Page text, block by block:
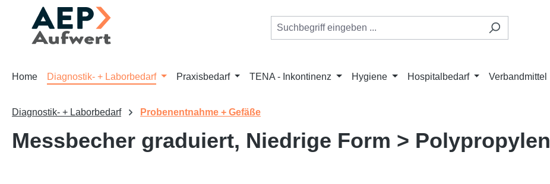
Hauptinhalt springen
Zur Suche springen
Zur Hauptnavigation springen
Home Diagnostik- + Laborbedarf Praxisbedarf TENA - Inkontinenz Hygiene Hospitalbedarf Verbandmittel
Diagnostik- + Laborbedarf Probenentnahme + Gefäße
Messbecher graduiert, Niedrige Form > Polypropylen